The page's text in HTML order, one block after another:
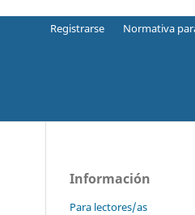
Registrarse Normativa
Información
Para lectores/as